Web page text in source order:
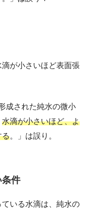
が小さいほど表面張
成された純水の微小
水滴が小さいほど、よ
る。」は誤り。
条件
いる水滴は、純水の